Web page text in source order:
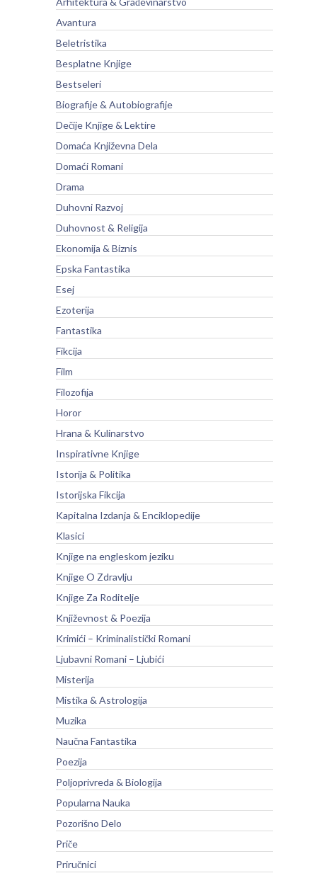
Avantura
Beletristika
Besplatne Knjige
Bestseleri
Biografije & Autobiografije
Dečije Knjige & Lektire
Domaća Književna Dela
Domaći Romani
Drama
Duhovni Razvoj
Duhovnost & Religija
Ekonomija & Biznis
Epska Fantastika
Esej
Ezoterija
Fantastika
Fikcija
Film
Filozofija
Horor
Hrana & Kulinarstvo
Inspirativne Knjige
Istorija & Politika
Istorijska Fikcija
Kapitalna Izdanja & Enciklopedije
Klasici
Knjige na engleskom jeziku
Knjige O Zdravlju
Knjige Za Roditelje
Književnost & Poezija
Krimići – Kriminalistički Romani
Ljubavni Romani – Ljubići
Misterija
Mistika & Astrologija
Muzika
Naučna Fantastika
Poezija
Poljoprivreda & Biologija
Popularna Nauka
Pozorišno Delo
Priče
Priručnici